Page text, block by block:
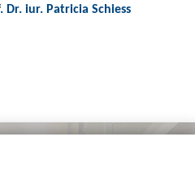
Dr. iur. Patricia Schiess